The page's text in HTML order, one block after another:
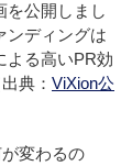
を公開しまし
ンディングは
よる高いPR効
典： ViXion公
変わるの